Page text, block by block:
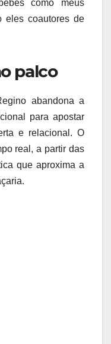
como meus
eles coautores de
palco
abandona a
para apostar
e relacional. O
real, a partir das
que aproxima a